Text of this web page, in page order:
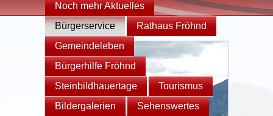
Noch mehr Aktuelles
Bürgerservice
Rathaus Fröhnd
Gemeindeleben
Bürgerhilfe Fröhnd
Steinbildhauertage
Tourismus
Bildergalerien
Sehenswertes